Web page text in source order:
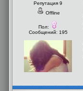
Репутация 9
Offline
Пол:
Сообщений: 195